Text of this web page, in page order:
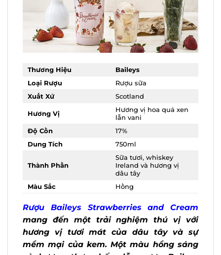
Loại Rượu
Rượu sữa
Xuất Xứ
Scotland
lẫn vani
Dung Tích
Ireland và hương vị
dâu tây
mang đến một trải nghiệm thú vị với
hương vị tươi mát của dâu tây và sự
mềm mại của kem. Một màu hồng sáng
và hương thơm hấp dẫn, rượu Baileys